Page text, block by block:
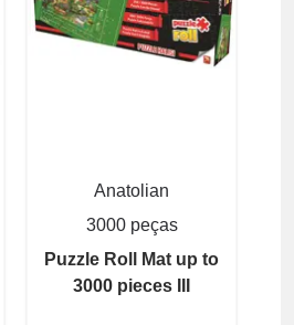
Anatolian
3000 peças
Puzzle Roll Mat up to
3000 pieces III